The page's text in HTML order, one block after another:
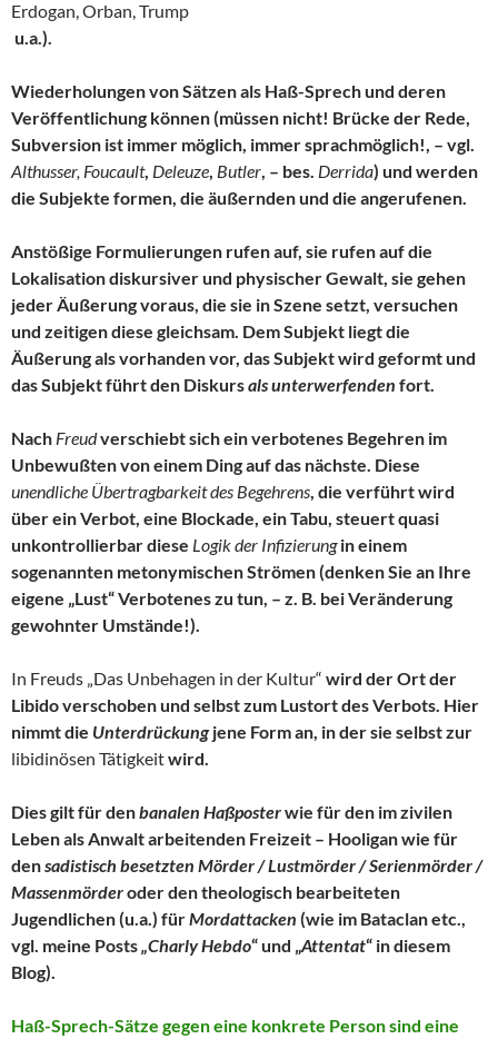
Erdogan, Orban, Trump
u.a.).
Wiederholungen von Sätzen als Haß-Sprech und deren
Veröffentlichung können (müssen nicht! Brücke der Rede,
Subversion ist immer möglich, immer sprachmöglich!, – vgl.
Althusser, Foucault, Deleuze, Butler, – bes. Derrida) und werden
die Subjekte formen, die äußernden und die angerufenen.
Anstößige Formulierungen rufen auf, sie rufen auf die
Lokalisation diskursiver und physischer Gewalt, sie gehen
jeder Äußerung voraus, die sie in Szene setzt, versuchen
und zeitigen diese gleichsam. Dem Subjekt liegt die
Äußerung als vorhanden vor, das Subjekt wird geformt und
das Subjekt führt den Diskursals unterwerfenden fort.
Nach Freudverschiebt sich ein verbotenes Begehren im
Unbewußten von einem Ding auf das nächste. Diese
unendliche Übertragbarkeit des Begehrens, die verführt wird
über ein Verbot, eine Blockade, ein Tabu, steuert quasi
unkontrollierbar diese Logik der Infizierungin einem
sogenannten metonymischen Strömen (denken Sie an Ihre
eigene „Lust“ Verbotenes zu tun, – z. B. bei Veränderung
gewohnter Umstände!).
In Freuds „Das Unbehagen in der Kultur“ wird der Ort der
Libido verschoben und selbst zum Lustort des Verbots. Hier
nimmt die Unterdrückung jene Form an, in der sie selbst zur
libidinösen Tätigkeitwird.
Dies gilt für denbanalen Haßposterwie für den im zivilen
Leben als Anwalt arbeitenden Freizeit – Hooligan wie für
densadistisch besetzten Mörder / Lustmörder / Serienmörder /
Massenmörderoder den theologisch bearbeiteten
Jugendlichen (u.a.) fürMordattacken (wie im Bataclan etc.,
vgl. meine Posts„Charly Hebdo“ und „Attentat“ in diesem
Blog).
Haß-Sprech-Sätze gegen eine konkrete Person sind eine